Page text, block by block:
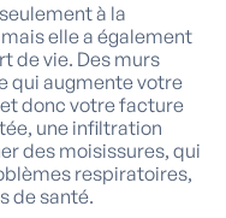
à la
elle a également
de vie. Des murs
qui augmente votre
donc votre facture
une infiltration
des moisissures, qui
respiratoires,
de santé.